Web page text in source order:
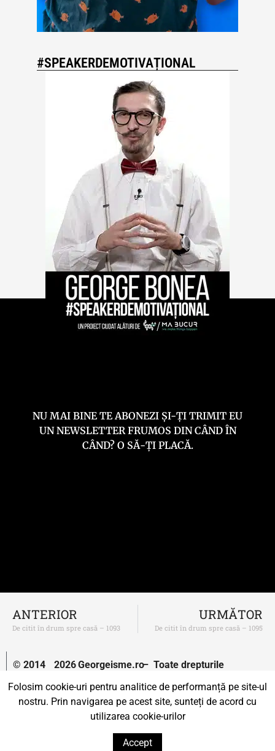
#SPEAKERDEMOTIVAȚIONAL
NU MAI BINE TE ABONEZI ȘI-ȚI TRIMIT EU
UN NEWSLETTER FRUMOS DIN CÂND ÎN
CÂND? O SĂ-ȚI PLACĂ.
ANTERIOR
De citit în drum spre casă – 1093
URMĂTOR
De citit în drum spre casă – 1095
© 2014
2026Georgeisme.ro– Toate drepturile
Un proiect susținut deUprise.
Folosim cookie-uri pentru analitice de performanță pe site-ul
nostru. Prin navigarea pe acest site, sunteți de acord cu
utilizarea cookie-urilor
Accept